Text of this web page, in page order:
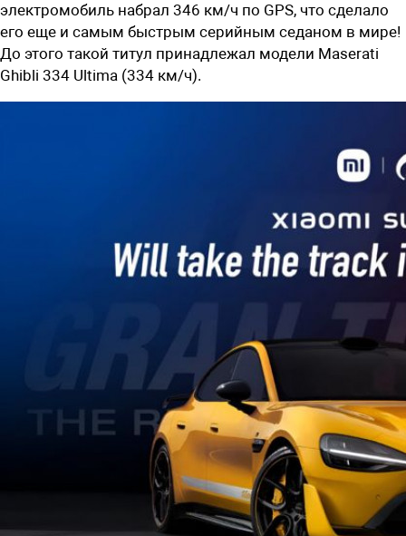
электромобиль набрал 346 км/ч по GPS, что сделало
его еще и самым быстрым серийным седаном в мире!
До этого такой титул принадлежал модели Maserati
Ghibli 334 Ultima (334 км/ч).